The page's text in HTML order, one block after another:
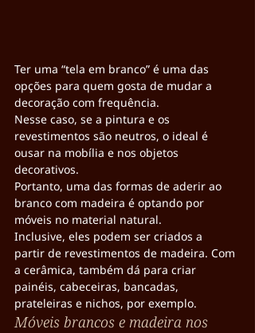
Ter uma “tela em branco” é uma das
opções para quem gosta de mudar a
decoração com frequência.
Nesse caso, se a pintura e os
revestimentos são neutros, o ideal é
ousar na mobília e nos objetos
decorativos.
Portanto, uma das formas de aderir ao
branco com madeira é optando por
móveis no material natural.
Inclusive, eles podem ser criados a
partir de revestimentos de madeira. Com
a cerâmica, também dá para criar
painéis, cabeceiras, bancadas,
prateleiras e nichos, por exemplo.
Móveis brancos e madeira nos